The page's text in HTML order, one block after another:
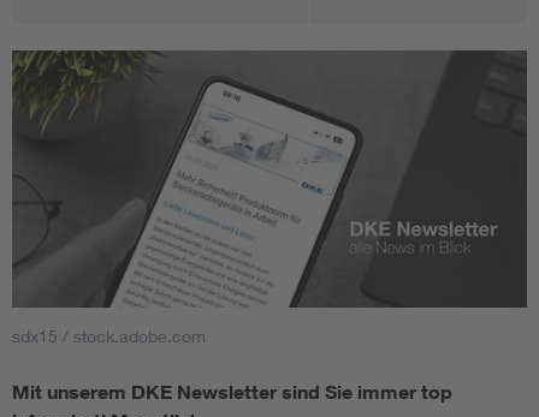
sdx15 / stock.adobe.com
Mit unserem DKE Newsletter sind Sie immer top